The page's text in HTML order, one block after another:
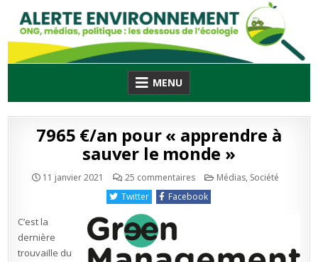
content
MENU
7965 €/an pour « apprendre à
sauver le monde »
11 janvier 2021 25 commentairessur
€/an
pour
Publié
Médias, Société
Twitter
Facebook
C’est la
dernière
trouvaille du